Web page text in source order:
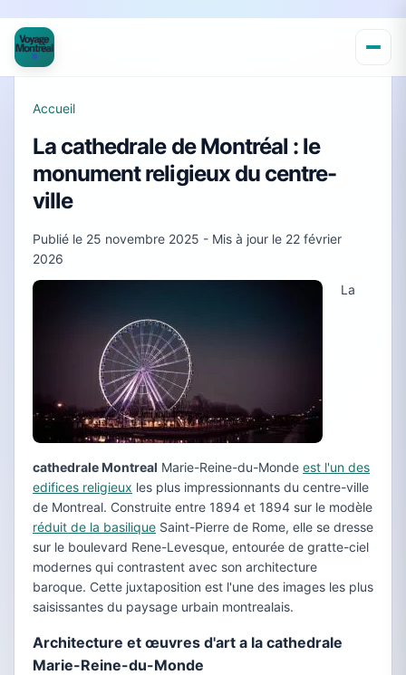
Accueil
La cathedrale de Montréal : le
monument religieux du centre-
ville
Publié le 25 novembre 2025 - Mis à jour le 22 février
2026
La
cathedrale Montreal Marie-Reine-du-Monde est l'un des
edifices religieux les plus impressionnants du centre-ville
de Montreal. Construite entre 1894 et 1894 sur le modèle
réduit de la basilique Saint-Pierre de Rome, elle se dresse
sur le boulevard Rene-Levesque, entourée de gratte-ciel
modernes qui contrastent avec son architecture
baroque. Cette juxtaposition est l'une des images les plus
saisissantes du paysage urbain montrealais.
Architecture et œuvres d'art a la cathedrale
Marie-Reine-du-Monde